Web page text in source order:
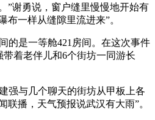
谢勇说，窗户缝里慢慢地开始有
布一样从缝隙里流进来”。
是一等舱421房间。在这次事件
着老伴儿和6个街坊一同游长
与几个聊天的街坊从甲板上各
联播，天气预报说武汉有大雨”。